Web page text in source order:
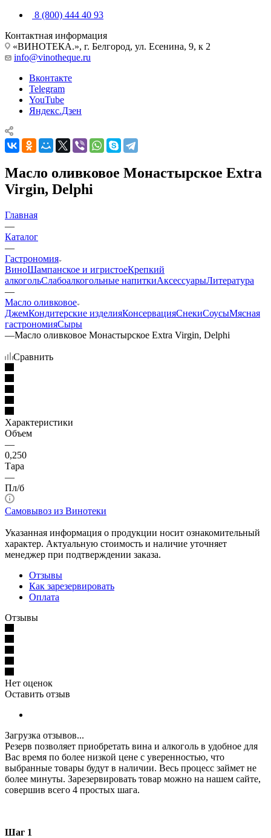
8 (800) 444 40 93
Контактная информация
«ВИНОТЕКА.», г. Белгород, ул. Есенина, 9, к 2
info@vinotheque.ru
Вконтакте
Telegram
YouTube
Яндекс.Дзен
Масло оливковое Монастырское Extra
Virgin, Delphi
Главная
—
Каталог
—
Гастрономия
ВиноШампанское и игристоеКрепкий
алкогольСлабоалкогольные напиткиАксессуарыЛитература
—
Масло оливковое
ДжемКондитерские изделияКонсервацияСнекиСоусыМясная
гастрономияСыры
—Масло оливковое Монастырское Extra Virgin, Delphi
Сравнить
Характеристики
Объем
—
0,250
Тара
—
Пл/б
Самовывоз из Винотеки
Указанная информация о продукции носит ознакомительный
характер. Актуальную стоимость и наличие уточняет
менеджер при подтверждении заказа.
Отзывы
Как зарезервировать
Оплата
Отзывы
Нет оценок
Оставить отзыв
Загрузка отзывов...
Резерв позволяет приобретать вина и алкоголь в удобное для
Вас время по более низкой цене с уверенностью, что
выбранные товары будут в наличии. Весь процесс займет не
более минуты. Зарезервировать товар можно на нашем сайте,
совершив всего 4 простых шага.
Шаг 1